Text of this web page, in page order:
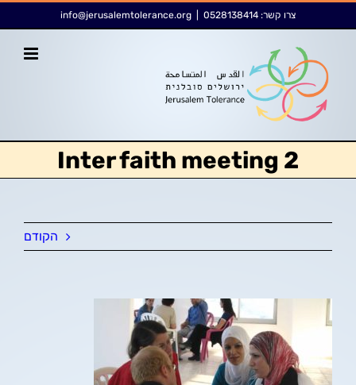
לתוכן
צרו קשר: 0528138414
info@jerusalemtolerance.org
Inter faith meeting 2
הקודם